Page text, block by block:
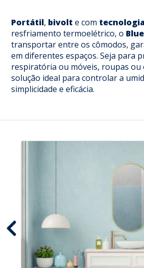
Portátil, bivolte com
resfriamento termoelétrico, o
transportar entre os cômodos,
em diferentes espaços. Seja para
respiratória ou móveis, roupas ou
solução ideal para controlar a
simplicidade e eficácia.